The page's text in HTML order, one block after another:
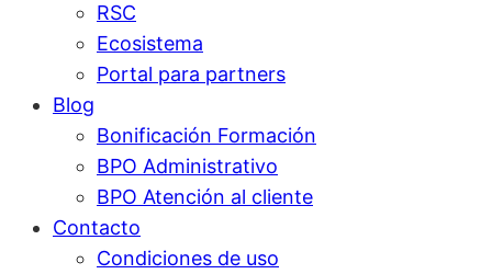
RSC
Ecosistema
Portal para partners
Blog
Bonificación Formación
BPO Administrativo
BPO Atención al cliente
Contacto
Condiciones de uso